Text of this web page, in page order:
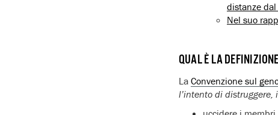
distanze
Nel suo
QUAL È LA
La Convenzione sul
l’intento di